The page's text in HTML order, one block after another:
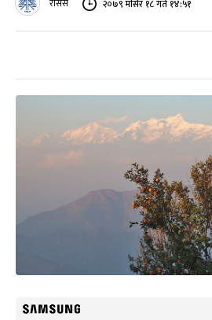
रासस २०७९ मंसिर १८ गते १४:५१